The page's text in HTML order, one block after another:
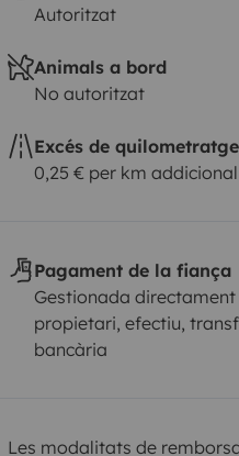
Autoritzat
Animals a bord
No autoritzat
Excés de quilometratge
0,25 € per km addicional
Pagament de la fiança
Gestionada directament
propietari, efectiu,
bancària
Les modalitats de